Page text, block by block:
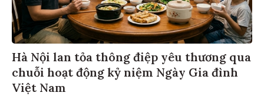
Hà Nội lan tỏa thông điệp yêu thương qua
chuỗi hoạt động kỷ niệm Ngày Gia đình
Việt Nam